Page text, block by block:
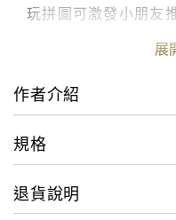
玩拼圖可激發小朋友
能力，提高挫折忍受
展
作者介紹
規格
退貨說明